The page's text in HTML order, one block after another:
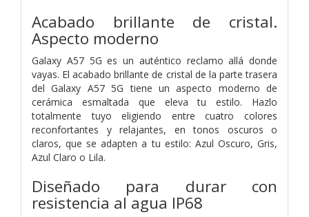
Acabado brillante de cristal.
Aspecto moderno
Galaxy A57 5G es un auténtico reclamo allá donde
vayas. El acabado brillante de cristal de la parte trasera
del Galaxy A57 5G tiene un aspecto moderno de
cerámica esmaltada que eleva tu estilo. Hazlo
totalmente tuyo eligiendo entre cuatro colores
reconfortantes y relajantes, en tonos oscuros o
claros, que se adapten a tu estilo: Azul Oscuro, Gris,
Azul Claro o Lila.
Diseñado para durar con
resistencia al agua IP68